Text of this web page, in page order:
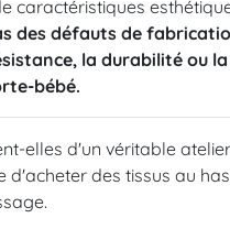
caractéristiques
des défauts de
la durabilité ou
bébé.
elles d'un véritable
d'acheter des tissus au